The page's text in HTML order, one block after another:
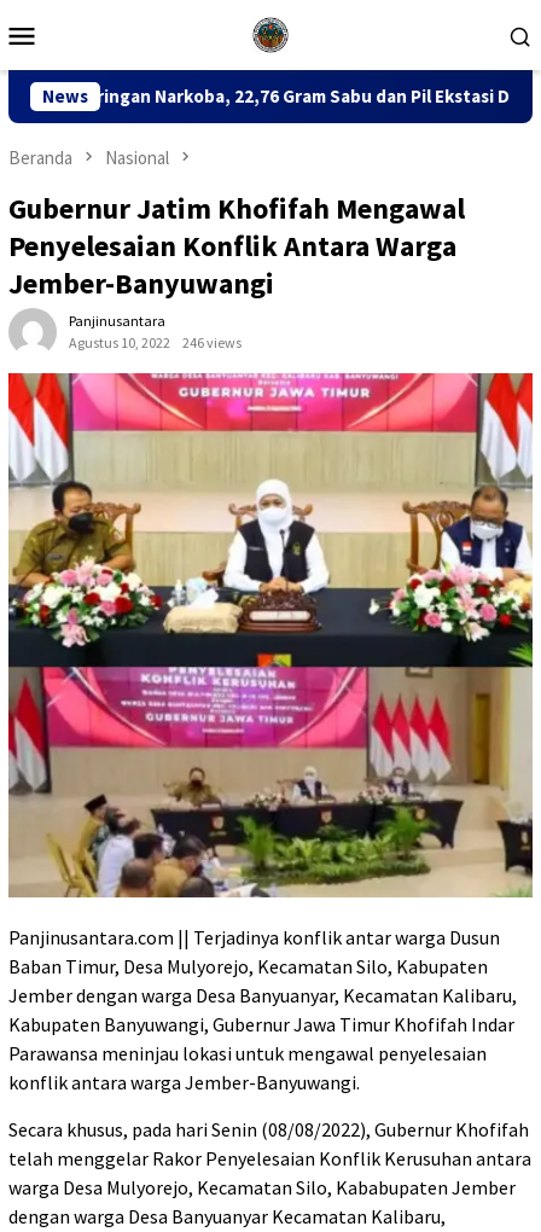
ke
Mobile
News
Gram Sabu dan Pil Ekstasi Disita Sinergi Total
Beranda Nasional
Gubernur Jatim Khofifah Mengawal
Penyelesaian Konflik Antara Warga
Jember-Banyuwangi
Panjinusantara
Agustus 10, 2022
246 views
Panjinusantara.com || Terjadinya konflik antar warga Dusun
Baban Timur, Desa Mulyorejo, Kecamatan Silo, Kabupaten
Jember dengan warga Desa Banyuanyar, Kecamatan Kalibaru,
Kabupaten Banyuwangi, Gubernur Jawa Timur Khofifah Indar
Parawansa meninjau lokasi untuk mengawal penyelesaian
konflik antara warga Jember-Banyuwangi.
Secara khusus, pada hari Senin (08/08/2022), Gubernur Khofifah
telah menggelar Rakor Penyelesaian Konflik Kerusuhan antara
warga Desa Mulyorejo, Kecamatan Silo, Kababupaten Jember
dengan warga Desa Banyuanyar Kecamatan Kalibaru,